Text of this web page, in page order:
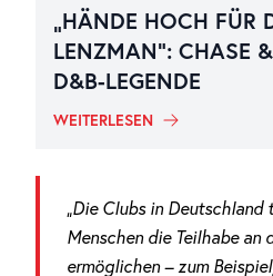
„HÄNDE HOCH FÜR
LENZMAN“: CHASE
D&B-LEGENDE
WEITERLESEN
„Die Clubs in Deutschland
Menschen die Teilhabe an
ermöglichen – zum